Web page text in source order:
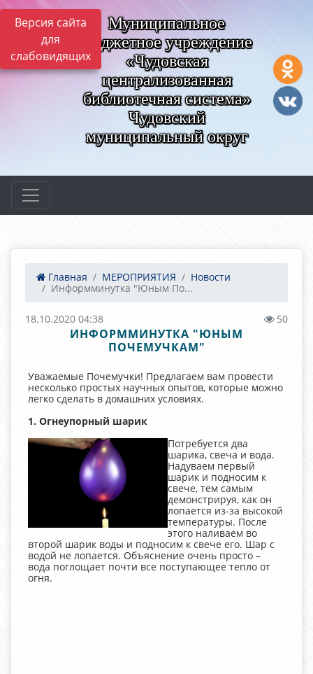
Версия сайта
для
слабовидящих
Муниципальное
бюджетное учреждение
«Чудовская
централизованная
библиотечная система»
Чудовский
муниципальный округ
Главная МЕРОПРИЯТИЯ
Новости
Информминутка "Юным По...
18.10.2020 04:38 50
ИНФОРММИНУТКА "ЮНЫМ
ПОЧЕМУЧКАМ"
Уважаемые Почемучки! Предлагаем вам провести
несколько простых научных опытов, которые можно
легко сделать в домашних условиях.
1. Огнеупорный шарик
Потребуется два
шарика, свеча и вода.
Надуваем первый
шарик и подносим к
свече, тем самым
демонстрируя, как он
лопается из-за высокой
температуры. После
этого наливаем во
второй шарик воды и подносим к свече его. Шар с
водой не лопается. Объяснение очень просто –
вода поглощает почти все поступающее тепло от
огня.